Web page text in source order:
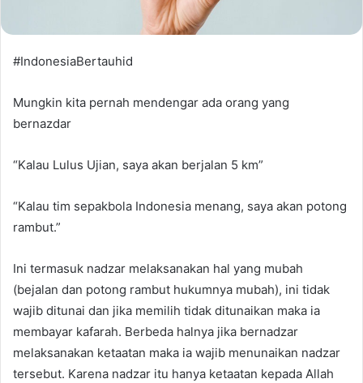
#IndonesiaBertauhid
Mungkin kita pernah mendengar ada orang yang
bernazdar
“Kalau Lulus Ujian, saya akan berjalan 5 km”
“Kalau tim sepakbola Indonesia menang, saya akan potong
rambut.”
Ini termasuk nadzar melaksanakan hal yang mubah
(bejalan dan potong rambut hukumnya mubah), ini tidak
wajib ditunai dan jika memilih tidak ditunaikan maka ia
membayar kafarah. Berbeda halnya jika bernadzar
melaksanakan ketaatan maka ia wajib menunaikan nadzar
tersebut. Karena nadzar itu hanya ketaatan kepada Allah